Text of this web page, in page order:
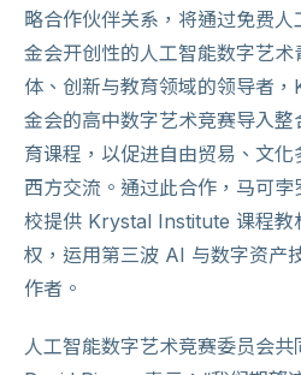
略合作伙伴关系，将通过免费
金会开创性的人工智能数字艺
体、创新与教育领域的领导者
金会的高中数字艺术竞赛导入
育课程，以促进自由贸易、文
西方交流。通过此合作，马可
校提供 Krystal Institute 课程教
权，运用第三波 AI 与数字资产
作者。
人工智能数字艺术竞赛委员会